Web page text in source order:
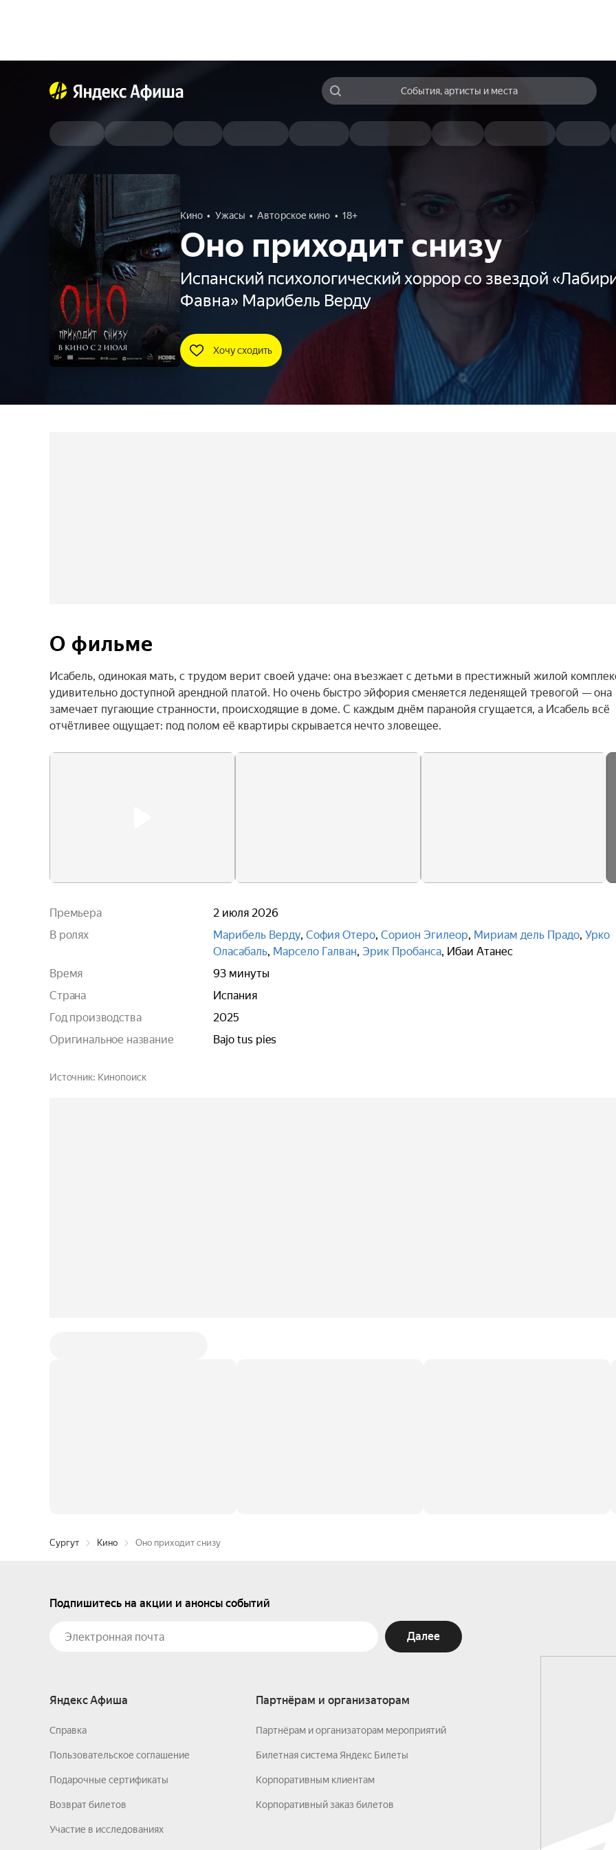
События, артисты и места
Кино Ужасы Авторское кино 18+
Оно приходит снизу
Испанский психологический хоррор со звездой
Фавна» Марибель Верду
Хочу сходить
О фильме
Исабель, одинокая мать, с трудом верит своей удаче: она въезжает с детьми в престижный жилой
удивительно доступной арендной платой. Но очень быстро эйфория сменяется леденящей тревогой — она
замечает пугающие странности, происходящие в доме. С каждым днём паранойя сгущается, а Исабель всё
отчётливее ощущает: под полом её квартиры скрывается нечто зловещее.
Премьера
2 июля 2026
В ролях
Марибель Верду, София Отеро, Сорион Эгилеор, Мириам дель Прадо, Урко
Оласабаль, Марсело Галван, Эрик Пробанса, Ибаи Атанес
Время
93 минуты
Страна
Испания
Год производства
2025
Оригинальное название
Bajo tus pies
Источник Кинопоиск
Сургут Кино Оно приходит снизу
Подпишитесь на акции и анонсы событий
Далее
Яндекс Афиша
Справка
Пользовательское соглашение
Подарочные сертификаты
Возврат билетов
Участие в исследованиях
Партнёрам и организаторам
Партнёрам и организаторам мероприятий
Билетная система Яндекс Билеты
Корпоративным клиентам
Корпоративный заказ билетов